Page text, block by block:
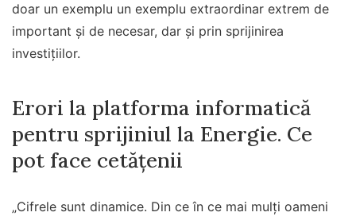
doar un exemplu un exemplu extraordinar extrem de
important și de necesar, dar și prin sprijinirea
investițiilor.
Erori la platforma informatică
pentru sprijiniul la Energie. Ce
pot face cetățenii
„Cifrele sunt dinamice. Din ce în ce mai mulți oameni